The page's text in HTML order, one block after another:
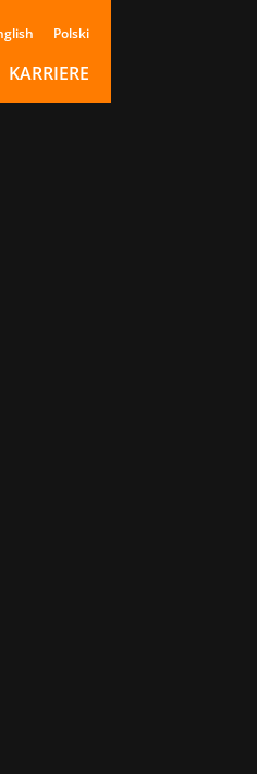
Polski
KARRIERE